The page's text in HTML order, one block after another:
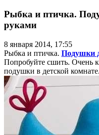
Рыбка и птичка.
руками
8 января 2014, 17:55
Рыбка и птичка. Подушки
Попробуйте сшить. Очень
подушки в детской комнате.